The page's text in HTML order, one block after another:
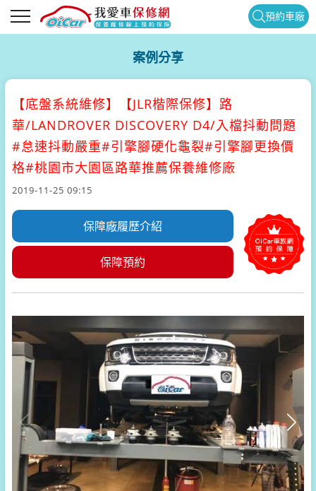
預約車廠
案例分享
【底盤系統維修】
【JLR楷際保修】路
華/LANDROVER DISCOVERY D4/入檔抖動問題
#怠速抖動嚴重#引擎腳硬化龜裂#引擎腳更換價
格#桃園市大園區路華推薦保養維修廠
2019-11-25 09:15
保障廠履歷介紹
保障預約